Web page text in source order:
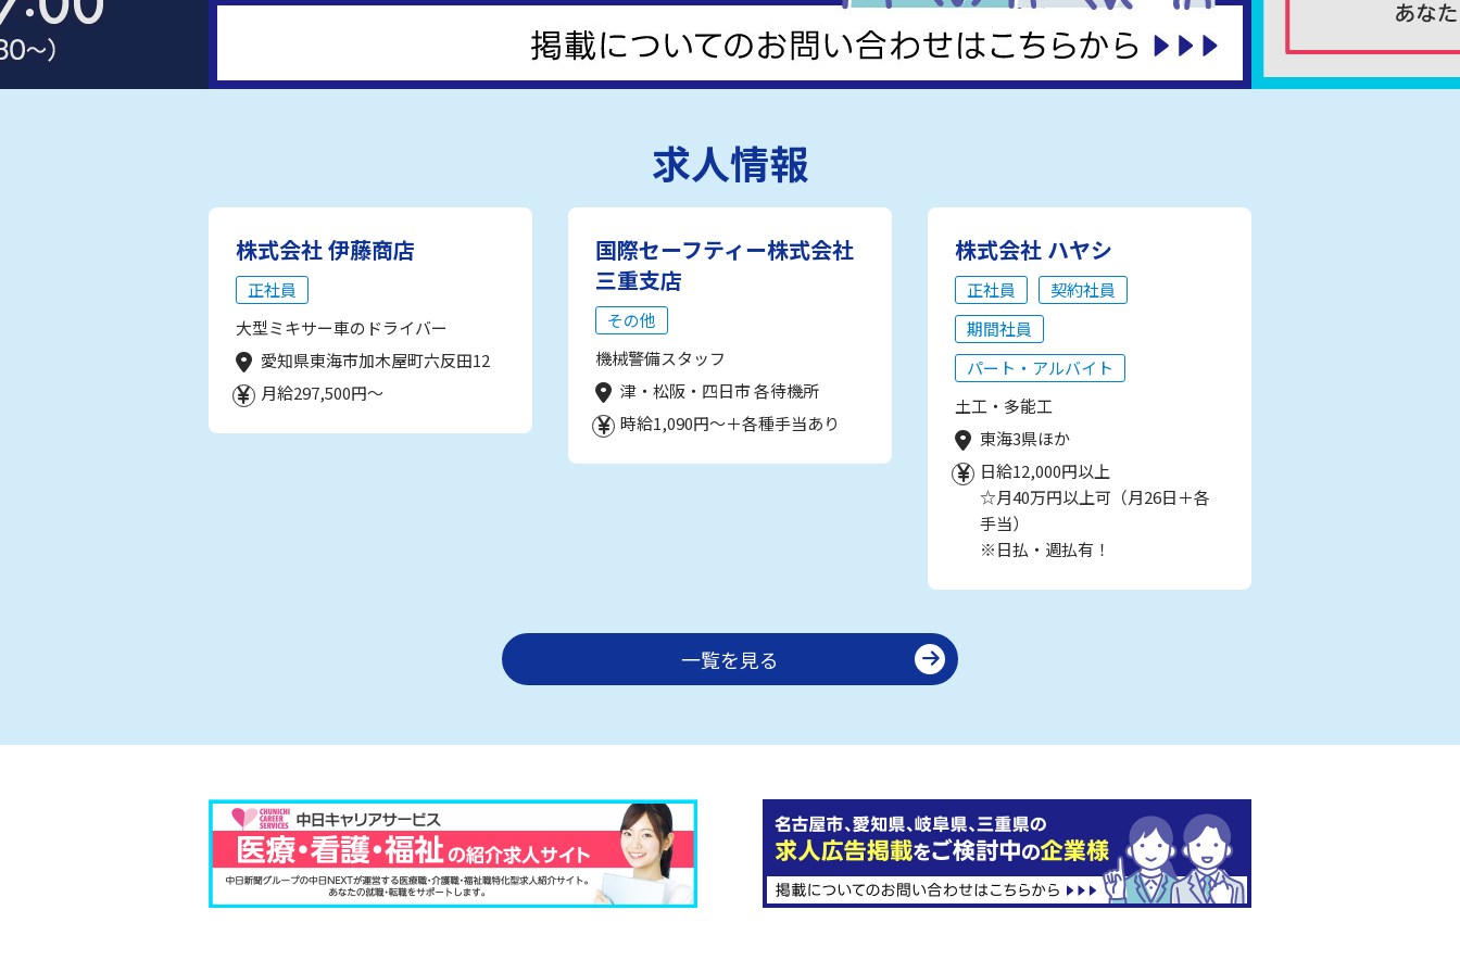
求人情報
株式会社 伊藤商店
正社員
大型ミキサー車のドライバー
愛知県東海市加木屋町六反田12
月給297,500円～
国際セーフティー株式会社
三重支店
その他
機械警備スタッフ
津・松阪・四日市 各待機所
時給1,090円～＋各種手当あり
株式会社 ハヤシ
正社員
契約社員
期間社員
パート・アルバイト
土工・多能工
東海3県ほか
日給12,000円以上
☆月40万円以上可（月26日＋各
手当）
※日払・週払有！
一覧を見る